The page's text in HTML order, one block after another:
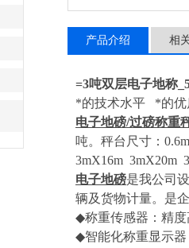
产品介绍 相
=3吨双层电子地称
*的技术水平 *的
电子地磅/过磅称重
吨。秤台尺寸：
3mX16m 3mX20m
电子地磅是我公司
辆及货物计量。是
◆称重传感器：精
◆智能化称重显示